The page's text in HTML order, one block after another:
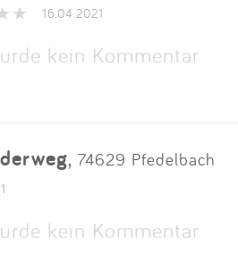
16.04.2021
kein Kommentar
, 74629 Pfedelbach
kein Kommentar